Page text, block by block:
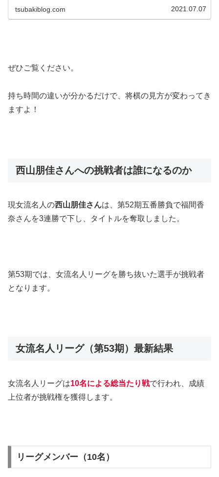
tsubakiblog.com 2021.07.07
ぜひご覧ください。
持ち時間の違いが分かるだけで、将棋の見方が変わってき
ますよ！
西山朋佳さんへの挑戦者は誰になるのか
現女流名人の西山朋佳さんは、第52期五番勝負で福間香
奈さんを3連勝で下し、タイトルを奪取しました。
第53期では、女流名人リーグを勝ち抜いた選手が挑戦者
となります。
女流名人リーグ（第53期）最新結果
女流名人リーグは10名による総当たり戦で行われ、成績
上位者が挑戦権を獲得します。
リーグメンバー（10名）